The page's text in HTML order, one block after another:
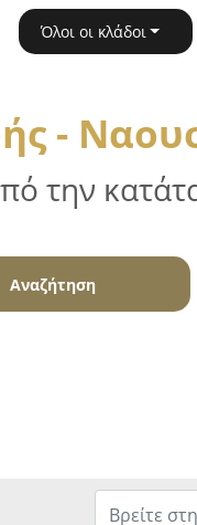
Όλοι οι κλάδοι
-
την
Αναζήτηση